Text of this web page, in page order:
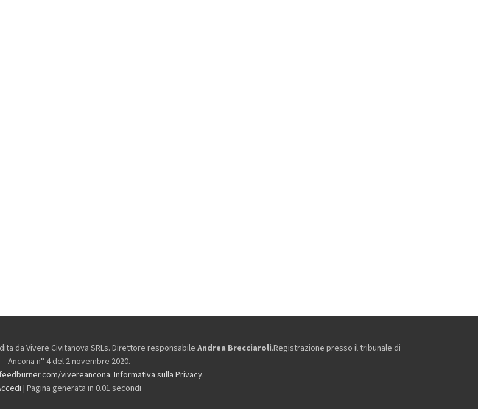
daVivere Civitanova SRLs. Direttore responsabile Andrea Brecciaroli.Registrazione presso il tribunale di
Ancona n° 4 del 2 novembre 2020.
vivereancona. Informativa sulla Privacy.
| Pagina generata in 0.01 secondi